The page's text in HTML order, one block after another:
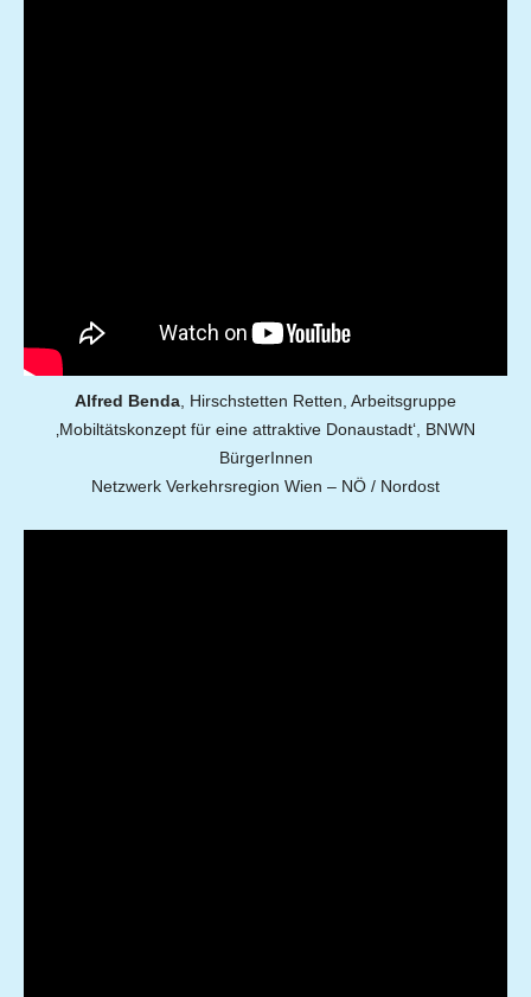
Alfred Benda , Hirschstetten Retten, Arbeitsgruppe
‚Mobiltätskonzept für eine attraktive Donaustadt‘, BNWN
BürgerInnen
Netzwerk Verkehrsregion Wien – NÖ / Nordost